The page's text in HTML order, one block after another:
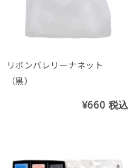
リボンバレリーナネット
（黒）
¥660 税込